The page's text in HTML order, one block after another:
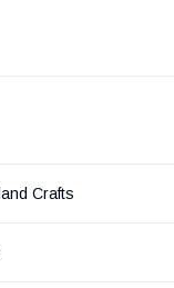
Crafts